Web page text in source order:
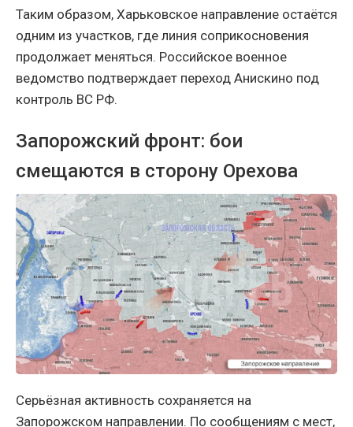
Таким образом, Харьковское направление остаётся
одним из участков, где линия соприкосновения
продолжает меняться. Российское военное
ведомство подтверждает переход Анискино под
контроль ВС РФ.
Запорожский фронт: бои
смещаются в сторону Орехова
Серьёзная активность сохраняется на
Запорожском направлении. По сообщениям с мест,